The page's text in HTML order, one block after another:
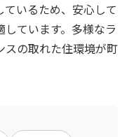
いるため、安心して
ています。多様なラ
スの取れた住環境が町